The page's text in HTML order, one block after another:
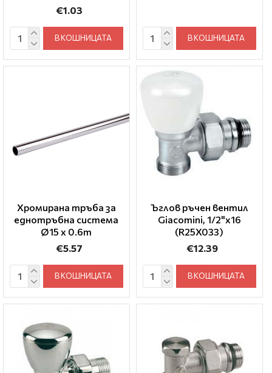
€1.03
В КОШНИЦАТА В КОШНИЦАТА
Хромирана тръба за
еднотръбна система
Ø15 x 0.6m
€5.57
В КОШНИЦАТА
Ъглов ръчен вентил
Giacomini, 1/2"x16
(R25X033)
€12.39
В КОШНИЦАТА